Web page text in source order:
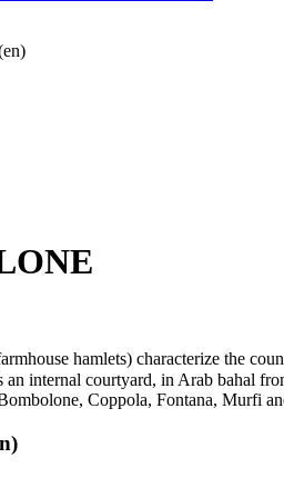
hamlets) characterize the
internal courtyard, in Arab bahal
Coppola, Fontana, Murfi